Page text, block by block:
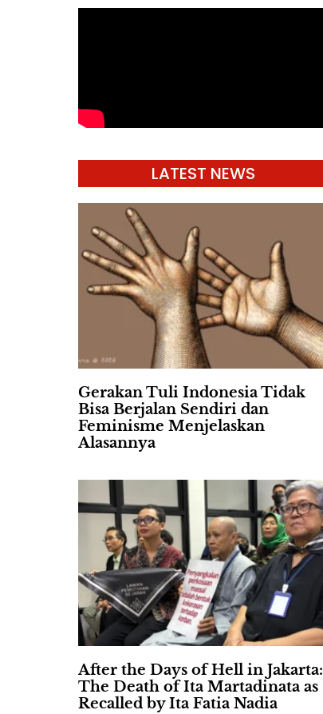
LATEST NEWS
Gerakan Tuli Indonesia Tidak
Bisa Berjalan Sendiri dan
Feminisme Menjelaskan
Alasannya
After the Days of Hell in Jakarta:
The Death of Ita Martadinata as
Recalled by Ita Fatia Nadia